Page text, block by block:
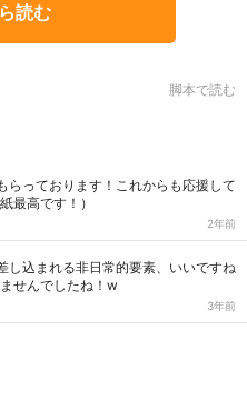
読む
脚本で読む
らっております！これからも応援して
最高です！）
2年前
し込まれる非日常的要素、いいですね
せんでしたね！w
3年前